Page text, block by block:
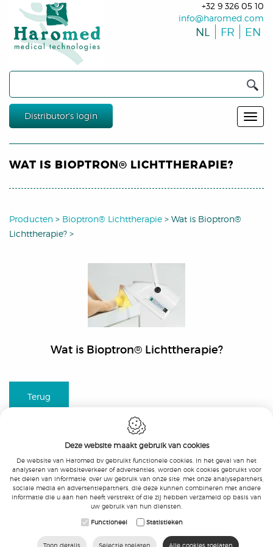
+32 9 326 05 10
info@haromed.com
NL FR EN
Distributor's login
WAT IS BIOPTRON® LICHTTHERAPIE?
Producten > Bioptron® Lichttherapie > Wat is Bioptron®
Lichttherapie? >
Wat is Bioptron® Lichttherapie?
Terug
Haromed bv-Beukenlaan 21-9051 Gent-
T.:+32 9 326 05 10-F.:+32 9 326 05 11-
E.:info@haromed.com
KBO: 0479.328.765- BTW:BE 0479.328.765
Deze website maakt gebruik van cookies
De website van Haromed bv gebruikt functionele cookies. In het geval van het
analyseren van websiteverkeer of advertenties, worden ook cookies gebruikt voor
het delen van informatie, over uw gebruik van onze site, met onze analysepartners,
sociale media en advertentiepartners, die deze kunnen combineren met andere
informatie die u aan hen heeft verstrekt of die zij hebben verzameld op basis van
uw gebruik van hun diensten.
Functioneel Statistieken
Toon details Selectie toelaten Alle cookies toelaten